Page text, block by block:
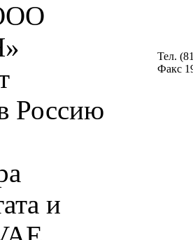
Россию
и
Тел.
Факс